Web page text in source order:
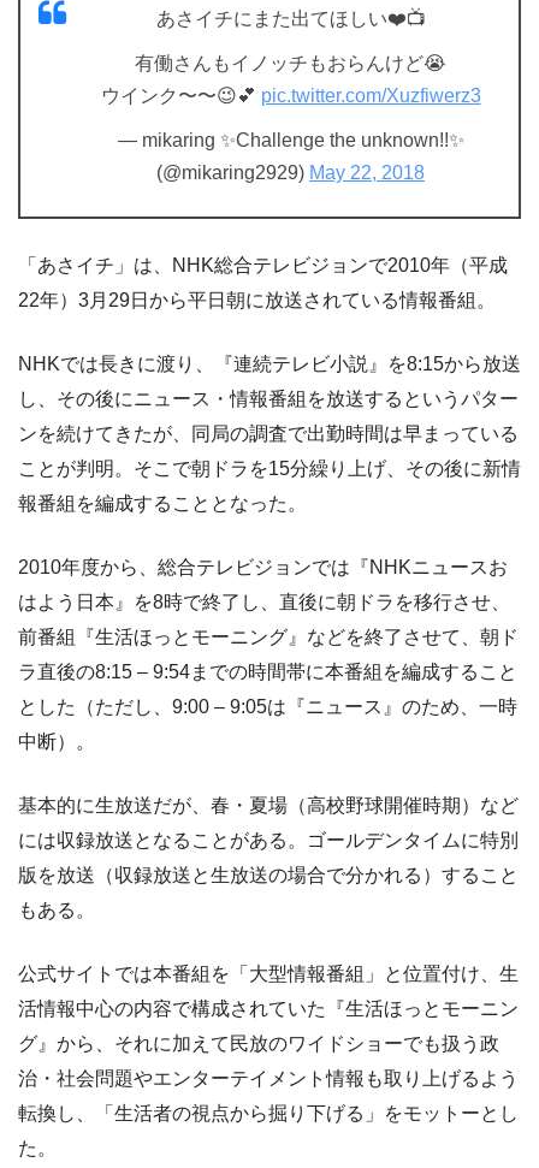
あさイチにまた出てほしい❤️📺
有働さんもイノッチもおらんけど😭
ウインク〜〜😉💕 pic.twitter.com/Xuzfiwerz3
— mikaring ✨Challenge the unknown!!✨
(@mikaring2929) May 22, 2018
「あさイチ」は、NHK総合テレビジョンで2010年（平成
22年）3月29日から平日朝に放送されている情報番組。
NHKでは長きに渡り、『連続テレビ小説』を8:15から放送
し、その後にニュース・情報番組を放送するというパター
ンを続けてきたが、同局の調査で出勤時間は早まっている
ことが判明。そこで朝ドラを15分繰り上げ、その後に新情
報番組を編成することとなった。
2010年度から、総合テレビジョンでは『NHKニュースお
はよう日本』を8時で終了し、直後に朝ドラを移行させ、
前番組『生活ほっとモーニング』などを終了させて、朝ド
ラ直後の8:15 – 9:54までの時間帯に本番組を編成すること
とした（ただし、9:00 – 9:05は『ニュース』のため、一時
中断）。
基本的に生放送だが、春・夏場（高校野球開催時期）など
には収録放送となることがある。ゴールデンタイムに特別
版を放送（収録放送と生放送の場合で分かれる）すること
もある。
公式サイトでは本番組を「大型情報番組」と位置付け、生
活情報中心の内容で構成されていた『生活ほっとモーニン
グ』から、それに加えて民放のワイドショーでも扱う政
治・社会問題やエンターテイメント情報も取り上げるよう
転換し、「生活者の視点から掘り下げる」をモットーとし
た。